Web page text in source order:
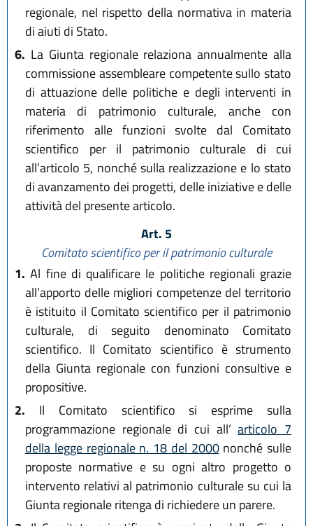
regionale, nel rispetto della normativa in materia
di aiuti di Stato.
6. La Giunta regionale relaziona annualmente alla
commissione assembleare competente sullo stato
di attuazione delle politiche e degli interventi in
materia di patrimonio culturale, anche con
riferimento alle funzioni svolte dal Comitato
scientifico per il patrimonio culturale di cui
all’articolo 5, nonché sulla realizzazione e lo stato
di avanzamento dei progetti, delle iniziative e delle
attività del presente articolo.
Art. 5
Comitato scientifico per il patrimonio culturale
1. Al fine di qualificare le politiche regionali grazie
all’apporto delle migliori competenze del territorio
è istituito il Comitato scientifico per il patrimonio
culturale, di seguito denominato Comitato
scientifico. Il Comitato scientifico è strumento
della Giunta regionale con funzioni consultive e
propositive.
2. Il Comitato scientifico si esprime sulla
programmazione regionale di cui all’articolo 7
della legge regionale n. 18 del 2000nonché sulle
proposte normative e su ogni altro progetto o
intervento relativi al patrimonio culturale su cui la
Giunta regionale ritenga di richiedere un parere.